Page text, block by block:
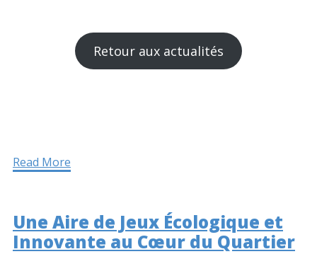
Retour aux actualités
Read More
Une Aire de Jeux Écologique et
Innovante au Cœur du Quartier